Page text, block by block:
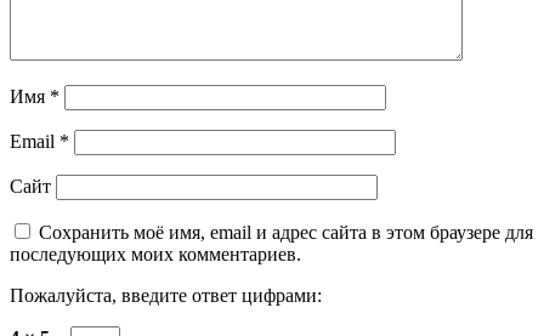
Имя *
Email *
Сайт
Сохранить моё имя, email и адрес сайта в этом браузере для
последующих моих комментариев.
Пожалуйста, введите ответ цифрами: